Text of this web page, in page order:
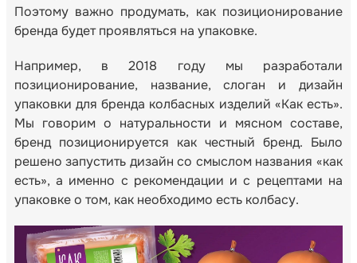
Поэтому важно продумать, как позиционирование
бренда будет проявляться на упаковке.
Например, в 2018 году мы разработали
позиционирование, название, слоган и дизайн
упаковки для бренда колбасных изделий «Как есть».
Мы говорим о натуральности и мясном составе,
бренд позиционируется как честный бренд. Было
решено запустить дизайн со смыслом названия «как
есть», а именно с рекомендации и с рецептами на
упаковке о том, как необходимо есть колбасу.